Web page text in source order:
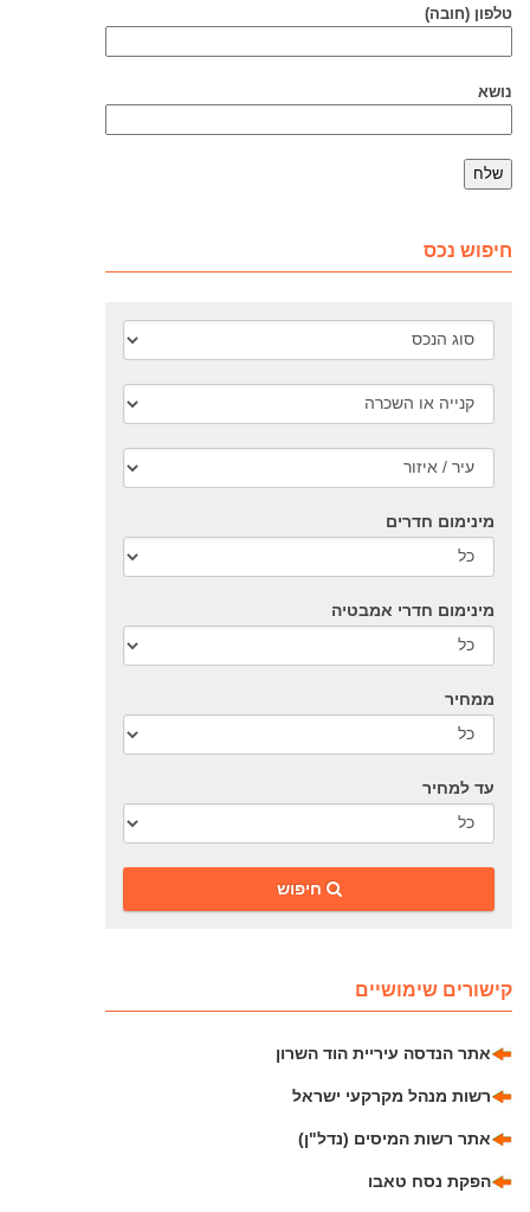
טלפון (חובה)
נושא
חיפוש נכס
מינימום חדרים
מינימום חדרי אמבטיה
ממחיר
עד למחיר
‎חיפוש
קישורים שימושיים
אתר הנדסה עיריית הוד השרון
רשות מנהל מקרקעי ישראל
אתר רשות המיסים (נדל"ן)
הפקת נסח טאבו